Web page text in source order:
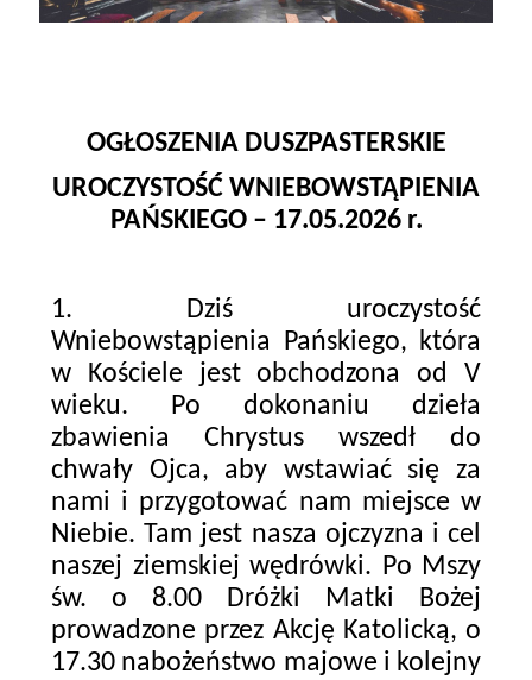
OGŁOSZENIA DUSZPASTERSKIE
UROCZYSTOŚĆ WNIEBOWSTĄPIENIA
PAŃSKIEGO – 17.05.2026 r.
1. Dziś uroczystość
Wniebowstąpienia Pańskiego, która
w Kościele jest obchodzona od V
wieku. Po dokonaniu dzieła
zbawienia Chrystus wszedł do
chwały Ojca, aby wstawiać się za
nami i przygotować nam miejsce w
Niebie. Tam jest nasza ojczyzna i cel
naszej ziemskiej wędrówki. Po Mszy
św. o 8.00 Dróżki Matki Bożej
prowadzone przez Akcję Katolicką, o
17.30 nabożeństwo majowe i kolejny